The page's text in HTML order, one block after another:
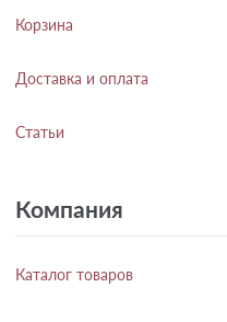
Корзина
Доставка и оплата
Статьи
Компания
Каталог товаров